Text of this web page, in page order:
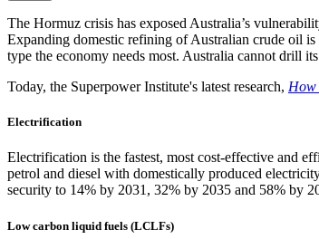
The Hormuz crisis has exposed Australia’s
Expanding domestic refining of Australian crude oil
type the economy needs most. Australia cannot drill its way to fuel security.​​​​‌
Today, the Superpower Institute's latest research,​​​​‌ ‍ ​‍​‍‌‍ ‌ ​‍‌‍‍‌‌‍‌ ‌‍‍‌‌‍ ‍​‍​‍​ ‍‍​‍​‍‌ ​ ‌‍​‌‌‍ ‍‌‍‍‌‌ ‌​‌ ‍‌​‍ ‍‌‍‍‌‌‍ ​‍​‍​‍ ​​‍​‍‌‍‍​‌ ​‍‌‍‌‌‌‍‌‍​‍​‍​ ‍‍​‍​‍‌‍‍​‌ ‌​‌ ‌​‌ ​​​ ‍‍​‍ ​‍ ‌‍ ​‌‍ ‌‍​ ‌‍​‌‌‍ ​‌‍‍​‌‍ ‌ ​ ‌ ‌​​ ‍‍​ ​ ​ ​ ​ ​ ​ ​ ​‍ ‌‍‍‌‌‍ ‍‌ ‌​‌‍‌‌‌‍ ‍‌ ‌​​‍ ‌‍‌‌‌‍‌​‌‍‍‌‌ ‌​​‍ ‌‍ ‌‌‍ ‌‍‌​‌‍‌‌​ ‌‌ ​​‌ ​‍‌‍‌‌‌ ​ ‌‍‌‌‌‍ ‍‌ ‌​‌‍​‌‌ ‌​‌‍‍‌‌‍ ‌‍ ‍​ ‍ ‌‍‍‌‌‍‌​​ ‌​ ​‌‌‍​ ​ ‍‌‌‍​‌​ ‌ ​ ‌‌​ ‌​​ ​‌​‍ ‌‌‍‌‌‌‍​ ‌‍‌‌​ ​‌​‍ ‌​ ‌​​ ‍‌‌‍‌‍‌‍‌‌​‍ ‌‌‍​‌‌‍‌‌​ ‌‌​ ‌ ​‍ ‌‌‍​ ​ ‌‍‌‍​ ​ ‍​‌‍‌​​ ‌‌​ ​‍​ ​ ​ ‍‌​ ​‌​ ​‌​ ​‌​ ‍ ‌ ‌​‌ ‍‌‌ ​​‌‍‌‌​ ‌‌‍ ‍‌‍‌‌‌ ‌ ‌ ​ ​ ‍ ‌ ​​‌‍​‌‌ ‌​‌‍‍​​ ‌‌‍​ ‌‍ ‌‍ ‍‌ ‌​‌‍‌‌‌‍ ‍‌ ‌​​‍‌‌​ ‌‌‌​​‍‌‌ ‌‍‍ ‌‍‌‌‌ ‍‌​‍‌‌​ ​ ‌​‌​​‍‌‌​ ​ ‌​‌​​‍‌‌​ ​‍​ ​‍‌‍​ ‌‍‌‍​ ‌‌‌‍​‌‌‍​ ‌‍‌‌‌‍‌‌​ ‌ ​ ‌ ‌‍‌​‌‍​ ​ ‌‌​‍‌‌​ ​‍​ ​‍​‍‌‌​ ‌‌‌​‌​​‍ ‍‌‍​ ‌‍‍​‌‍‍‌‌‍ ​‌‍‌​‌ ​‍‌‍‌‌‌‍ ‍​‍‌‌​ ‌‌‌​​‍‌‌ ‌‍‍ ‌‍‌‌‌ ‍‌​‍‌‌​ ​ ‌​‌​​‍‌‌​ ​ ‌​‌​​‍‌‌​ ​‍​ ​‍​ ‍​​ ‌​​ ‌‍‌‍​ ​ ​ ​ ​ ​ ‍‌‌‍‌​‌‍‌‍​ ‌‌‌‍‌​​ ‍​​‍‌‌​ ​‍​ ​‍​‍‌‌​ ‌‌‌​‌​​‍ ‍‌ ‌​‌‍‌‌‌ ‍​‌ ‌​​ ‌‍​‍‌‍​‌‌ ​ ‌‍‌‌‌‌‌‌‌ ​‍‌‍ ​​ ‌‌‍‍​‌ ‌​‌ ‌​‌ ​​​‍‌‌​ ​ ‌​​‌​‍‌‌​ ​‍‌​‌‍​‍‌‌​ ​‍‌​‌‍‌‍ ​‌‍ ‌‍​ ‌‍​‌‌‍ ​‌‍‍​‌‍ ‌ ​ ‌ ‌​​‍‌‌​ ​ ‌​​‌​ ​ ​ ​ ​ ​ ​ ​ ​‍‌‍‌‍‍‌‌‍‌​​ ‌​ ​‌‌‍​ ​ ‍‌‌‍​‌​ ‌ ​ ‌‌​ ‌​​ ​‌​‍ ‌‌‍‌‌‌‍​ ‌‍‌‌​ ​‌​‍ ‌​ ‌​​ ‍‌‌‍‌‍‌‍‌‌​‍ ‌‌‍​‌‌‍‌‌​ ‌‌​ ‌ ​‍ ‌‌‍​ ​ ‌‍‌‍​ ​ ‍​‌‍‌​​ ‌‌​ ​‍​ ​ ​ ‍‌​ ​‌​ ​‌​ ​‌​‍‌‍‌ ‌​‌ ‍‌‌ ​​‌‍‌‌​ ‌‌‍ ‍‌‍‌‌‌ ‌ ‌ ​ ​‍‌‍‌ ​​‌‍​‌‌ ‌​‌‍‍​​ ‌‌‍​ ‌‍ ‌‍ ‍‌ ‌​‌‍‌‌‌‍ ‍‌ ‌​​‍‌‌​ ‌‌‌​​‍‌‌ ‌‍‍ ‌‍‌‌‌ ‍‌​‍‌‌​ ​ ‌​‌​​‍‌‌​ ​ ‌​‌​​‍‌‌​ ​‍​ ​‍‌‍​ ‌‍‌‍​ ‌‌‌‍​‌‌‍​ ‌‍‌‌‌‍‌‌​ ‌ ​ ‌ ‌‍‌​‌‍​ ​ ‌‌​‍‌‌​ ​‍​ ​‍​‍‌‌​ ‌‌‌​‌​​‍ ‍‌‍​ ‌‍‍​‌‍‍‌‌‍ ​‌‍‌​‌ ​‍‌‍‌‌‌‍ ‍​‍‌‌​ ‌‌‌​​‍‌‌ ‌‍‍ ‌‍‌‌‌ ‍‌​‍‌‌​ ​ ‌​‌​​‍‌‌​ ​ ‌​‌​​‍‌‌​ ​‍​ ​‍​ ‍​​ ‌​​ ‌‍‌‍​ ​ ​ ​ ​ ​ ‍‌‌‍‌​‌‍‌‍​ ‌‌‌‍‌​​ ‍​​‍‌‌​ ​‍​ ​‍​‍‌‌​ ‌‌‌​‌​​‍ ‍‌ ‌​‌‍‌‌‌ ‍​‌ ‌​​‍‌‍‌ ​​‌‍‌‌‌ ​‍‌ ​ ‌ ​​‌‍‌‌‌‍​ ‌ ‌​‌‍‍‌‌ ‌‍‌‍‌‌​ ‌‌ ​​‌ ‌‌‌‍​‍‌‍ ​‌‍‍‌‌ ​ ‌‍‍​‌‍‌‌‌‍‌​​‍​‍‌ ‌ How Australia can
Electrification​​​​‌ ‍ ​‍​‍‌‍ ‌ ​‍‌‍‍‌‌‍‌ ‌‍‍‌‌‍ ‍​‍​‍​ ‍‍​‍​‍‌ ​ ‌‍​‌‌‍ ‍‌‍‍‌‌ ‌​‌ ‍‌​‍ ‍‌‍‍‌‌‍ ​‍​‍​‍ ​​‍​‍‌‍‍​‌ ​‍‌‍‌‌‌‍‌‍​‍​‍​ ‍‍​‍​‍‌‍‍​‌ ‌​‌ ‌​‌ ​​​ ‍‍​‍ ​‍ ‌‍ ​‌‍ ‌‍​ ‌‍​‌‌‍ ​‌‍‍​‌‍ ‌ ​ ‌ ‌​​ ‍‍​ ​ ​ ​ ​ ​ ​ ​ ​‍ ‌‍‍‌‌‍ ‍‌ ‌​‌‍‌‌‌‍ ‍‌ ‌​​‍ ‌‍‌‌‌‍‌​‌‍‍‌‌ ‌​​‍ ‌‍ ‌‌‍ ‌‍‌​‌‍‌‌​ ‌‌ ​​‌ ​‍‌‍‌‌‌ ​ ‌‍‌‌‌‍ ‍‌ ‌​‌‍​‌‌ ‌​‌‍‍‌‌‍ ‌‍ ‍​ ‍ ‌‍‍‌‌‍‌​​ ‌​ ​‌‌‍​ ​ ‍‌‌‍​‌​ ‌ ​ ‌‌​ ‌​​ ​‌​‍ ‌‌‍‌‌‌‍​ ‌‍‌‌​ ​‌​‍ ‌​ ‌​​ ‍‌‌‍‌‍‌‍‌‌​‍ ‌‌‍​‌‌‍‌‌​ ‌‌​ ‌ ​‍ ‌‌‍​ ​ ‌‍‌‍​ ​ ‍​‌‍‌​​ ‌‌​ ​‍​ ​ ​ ‍‌​ ​‌​ ​‌​ ​‌​ ‍ ‌ ‌​‌ ‍‌‌ ​​‌‍‌‌​ ‌‌‍ ‍‌‍‌‌‌ ‌ ‌ ​ ​ ‍ ‌ ​​‌‍​‌‌ ‌​‌‍‍​​ ‌‌‍​ ‌‍ ‌‍ ‍‌ ‌​‌‍‌‌‌‍ ‍‌ ‌​​‍‌‌​ ‌‌‌​​‍‌‌ ‌‍‍ ‌‍‌‌‌ ‍‌​‍‌‌​ ​ ‌​‌​​‍‌‌​ ​ ‌​‌​​‍‌‌​ ​‍​ ​‍​ ​ ​ ‌‍​ ‌ ‌‍​ ​ ​​​ ​‍​ ‌ ​ ​‌​ ‌‍​ ​​​ ​‍​ ‌​​‍‌‌​ ​‍​ ​‍​‍‌‌​ ‌‌‌​‌​​‍ ‍‌‍​ ‌‍‍​‌‍‍‌‌‍ ​‌‍‌​‌ ​‍‌‍‌‌‌‍ ‍​‍‌‌​ ‌‌‌​​‍‌‌ ‌‍‍ ‌‍‌‌‌ ‍‌​‍‌‌​ ​ ‌​‌​​‍‌‌​ ​ ‌​‌​​‍‌‌​ ​‍​ ​‍‌‍​ ​ ‌​‌‍​ ​ ​‌‌‍​ ‌‍‌​‌‍‌​​ ‌‌‌‍​‍‌‍‌‍‌‍​‍​ ​‌​‍‌‌​ ​‍​ ​‍​‍‌‌​ ‌‌‌​‌​​‍ ‍‌ ‌​‌‍‌‌‌ ‍​‌ ‌​​ ‌‍​‍‌‍​‌‌ ​ ‌‍‌‌‌‌‌‌‌ ​‍‌‍ ​​ ‌‌‍‍​‌ ‌​‌ ‌​‌ ​​​‍‌‌​ ​ ‌​​‌​‍‌‌​ ​‍‌​‌‍​‍‌‌​ ​‍‌​‌‍‌‍ ​‌‍ ‌‍​ ‌‍​‌‌‍ ​‌‍‍​‌‍ ‌ ​ ‌ ‌​​‍‌‌​ ​ ‌​​‌​ ​ ​ ​ ​ ​ ​ ​ ​‍‌‍‌‍‍‌‌‍‌​​ ‌​ ​‌‌‍​ ​ ‍‌‌‍​‌​ ‌ ​ ‌‌​ ‌​​ ​‌​‍ ‌‌‍‌‌‌‍​ ‌‍‌‌​ ​‌​‍ ‌​ ‌​​ ‍‌‌‍‌‍‌‍‌‌​‍ ‌‌‍​‌‌‍‌‌​ ‌‌​ ‌ ​‍ ‌‌‍​ ​ ‌‍‌‍​ ​ ‍​‌‍‌​​ ‌‌​ ​‍​ ​ ​ ‍‌​ ​‌​ ​‌​ ​‌​‍‌‍‌ ‌​‌ ‍‌‌ ​​‌‍‌‌​ ‌‌‍ ‍‌‍‌‌‌ ‌ ‌ ​ ​‍‌‍‌ ​​‌‍​‌‌ ‌​‌‍‍​​ ‌‌‍​ ‌‍ ‌‍ ‍‌ ‌​‌‍‌‌‌‍ ‍‌ ‌​​‍‌‌​ ‌‌‌​​‍‌‌ ‌‍‍ ‌‍‌‌‌ ‍‌​‍‌‌​ ​ ‌​‌​​‍‌‌​ ​ ‌​‌​​‍‌‌​ ​‍​ ​‍​ ​ ​ ‌‍​ ‌ ‌‍​ ​ ​​​ ​‍​ ‌ ​ ​‌​ ‌‍​ ​​​ ​‍​ ‌​​‍‌‌​ ​‍​ ​‍​‍‌‌​ ‌‌‌​‌​​‍ ‍‌‍​ ‌‍‍​‌‍‍‌‌‍ ​‌‍‌​‌ ​‍‌‍‌‌‌‍ ‍​‍‌‌​ ‌‌‌​​‍‌‌ ‌‍‍ ‌‍‌‌‌ ‍‌​‍‌‌​ ​ ‌​‌​​‍‌‌​ ​ ‌​‌​​‍‌‌​ ​‍​ ​‍‌‍​ ​ ‌​‌‍​ ​ ​‌‌‍​ ‌‍‌​‌‍‌​​ ‌‌‌‍​‍‌‍‌‍‌‍​‍​ ​‌​‍‌‌​ ​‍​ ​‍​‍‌‌​ ‌‌‌​‌​​‍ ‍‌ ‌​‌‍‌‌‌ ‍​‌ ‌​​‍‌‍‌ ​​‌‍‌‌‌ ​‍‌ ​ ‌ ​​‌‍‌‌‌‍​ ‌ ‌​‌‍‍‌‌ ‌‍‌‍‌‌​ ‌‌ ​​‌ ‌‌‌‍​‍‌‍ ​‌‍‍‌‌ ​ ‌‍‍​‌‍‌‌‌‍‌​​‍​‍‌ ‌
Electrification is the fastest, most cost-effective and
petrol and diesel with domestically produced
security to 14% by 2031, 32% by 2035 and 58% by 2040.​​​​‌
Low carbon liquid fuels (LCLFs) ​​​​‌ ‍ ​‍​‍‌‍ ‌ ​‍‌‍‍‌‌‍‌ ‌‍‍‌‌‍ ‍​‍​‍​ ‍‍​‍​‍‌ ​ ‌‍​‌‌‍ ‍‌‍‍‌‌ ‌​‌ ‍‌​‍ ‍‌‍‍‌‌‍ ​‍​‍​‍ ​​‍​‍‌‍‍​‌ ​‍‌‍‌‌‌‍‌‍​‍​‍​ ‍‍​‍​‍‌‍‍​‌ ‌​‌ ‌​‌ ​​​ ‍‍​‍ ​‍ ‌‍ ​‌‍ ‌‍​ ‌‍​‌‌‍ ​‌‍‍​‌‍ ‌ ​ ‌ ‌​​ ‍‍​ ​ ​ ​ ​ ​ ​ ​ ​‍ ‌‍‍‌‌‍ ‍‌ ‌​‌‍‌‌‌‍ ‍‌ ‌​​‍ ‌‍‌‌‌‍‌​‌‍‍‌‌ ‌​​‍ ‌‍ ‌‌‍ ‌‍‌​‌‍‌‌​ ‌‌ ​​‌ ​‍‌‍‌‌‌ ​ ‌‍‌‌‌‍ ‍‌ ‌​‌‍​‌‌ ‌​‌‍‍‌‌‍ ‌‍ ‍​ ‍ ‌‍‍‌‌‍‌​​ ‌​ ​‌‌‍​ ​ ‍‌‌‍​‌​ ‌ ​ ‌‌​ ‌​​ ​‌​‍ ‌‌‍‌‌‌‍​ ‌‍‌‌​ ​‌​‍ ‌​ ‌​​ ‍‌‌‍‌‍‌‍‌‌​‍ ‌‌‍​‌‌‍‌‌​ ‌‌​ ‌ ​‍ ‌‌‍​ ​ ‌‍‌‍​ ​ ‍​‌‍‌​​ ‌‌​ ​‍​ ​ ​ ‍‌​ ​‌​ ​‌​ ​‌​ ‍ ‌ ‌​‌ ‍‌‌ ​​‌‍‌‌​ ‌‌‍ ‍‌‍‌‌‌ ‌ ‌ ​ ​ ‍ ‌ ​​‌‍​‌‌ ‌​‌‍‍​​ ‌‌‍​ ‌‍ ‌‍ ‍‌ ‌​‌‍‌‌‌‍ ‍‌ ‌​​‍‌‌​ ‌‌‌​​‍‌‌ ‌‍‍ ‌‍‌‌‌ ‍‌​‍‌‌​ ​ ‌​‌​​‍‌‌​ ​ ‌​‌​​‍‌‌​ ​‍​ ​‍‌‍‌‌​ ​‍​ ‌‍​ ‌ ​ ‌‍​ ‌‌​ ‌​​ ‌ ​ ​ ​ ​ ​ ‍‌​ ‌ ​‍‌‌​ ​‍​ ​‍​‍‌‌​ ‌‌‌​‌​​‍ ‍‌‍​ ‌‍‍​‌‍‍‌‌‍ ​‌‍‌​‌ ​‍‌‍‌‌‌‍ ‍​‍‌‌​ ‌‌‌​​‍‌‌ ‌‍‍ ‌‍‌‌‌ ‍‌​‍‌‌​ ​ ‌​‌​​‍‌‌​ ​ ‌​‌​​‍‌‌​ ​‍​ ​‍‌‍‌‌​ ‍‌‌‍‌‍​ ​ ​ ‌‍‌‍‌‍‌‍​ ​ ​​​ ‌​​ ‍​‌‍​‌‌‍​‍​‍‌‌​ ​‍​ ​‍​‍‌‌​ ‌‌‌​‌​​‍ ‍‌ ‌​‌‍‌‌‌ ‍​‌ ‌​​ ‌‍​‍‌‍​‌‌ ​ ‌‍‌‌‌‌‌‌‌ ​‍‌‍ ​​ ‌‌‍‍​‌ ‌​‌ ‌​‌ ​​​‍‌‌​ ​ ‌​​‌​‍‌‌​ ​‍‌​‌‍​‍‌‌​ ​‍‌​‌‍‌‍ ​‌‍ ‌‍​ ‌‍​‌‌‍ ​‌‍‍​‌‍ ‌ ​ ‌ ‌​​‍‌‌​ ​ ‌​​‌​ ​ ​ ​ ​ ​ ​ ​ ​‍‌‍‌‍‍‌‌‍‌​​ ‌​ ​‌‌‍​ ​ ‍‌‌‍​‌​ ‌ ​ ‌‌​ ‌​​ ​‌​‍ ‌‌‍‌‌‌‍​ ‌‍‌‌​ ​‌​‍ ‌​ ‌​​ ‍‌‌‍‌‍‌‍‌‌​‍ ‌‌‍​‌‌‍‌‌​ ‌‌​ ‌ ​‍ ‌‌‍​ ​ ‌‍‌‍​ ​ ‍​‌‍‌​​ ‌‌​ ​‍​ ​ ​ ‍‌​ ​‌​ ​‌​ ​‌​‍‌‍‌ ‌​‌ ‍‌‌ ​​‌‍‌‌​ ‌‌‍ ‍‌‍‌‌‌ ‌ ‌ ​ ​‍‌‍‌ ​​‌‍​‌‌ ‌​‌‍‍​​ ‌‌‍​ ‌‍ ‌‍ ‍‌ ‌​‌‍‌‌‌‍ ‍‌ ‌​​‍‌‌​ ‌‌‌​​‍‌‌ ‌‍‍ ‌‍‌‌‌ ‍‌​‍‌‌​ ​ ‌​‌​​‍‌‌​ ​ ‌​‌​​‍‌‌​ ​‍​ ​‍‌‍‌‌​ ​‍​ ‌‍​ ‌ ​ ‌‍​ ‌‌​ ‌​​ ‌ ​ ​ ​ ​ ​ ‍‌​ ‌ ​‍‌‌​ ​‍​ ​‍​‍‌‌​ ‌‌‌​‌​​‍ ‍‌‍​ ‌‍‍​‌‍‍‌‌‍ ​‌‍‌​‌ ​‍‌‍‌‌‌‍ ‍​‍‌‌​ ‌‌‌​​‍‌‌ ‌‍‍ ‌‍‌‌‌ ‍‌​‍‌‌​ ​ ‌​‌​​‍‌‌​ ​ ‌​‌​​‍‌‌​ ​‍​ ​‍‌‍‌‌​ ‍‌‌‍‌‍​ ​ ​ ‌‍‌‍‌‍‌‍​ ​ ​​​ ‌​​ ‍​‌‍​‌‌‍​‍​‍‌‌​ ​‍​ ​‍​‍‌‌​ ‌‌‌​‌​​‍ ‍‌ ‌​‌‍‌‌‌ ‍​‌ ‌​​‍‌‍‌ ​​‌‍‌‌‌ ​‍‌ ​ ‌ ​​‌‍‌‌‌‍​ ‌ ‌​‌‍‍‌‌ ‌‍‌‍‌‌​ ‌‌ ​​‌ ‌‌‌‍​‍‌‍ ​‌‍‍‌‌ ​ ‌‍‍​‌‍‌‌‌‍‌​​‍​‍‌ ‌